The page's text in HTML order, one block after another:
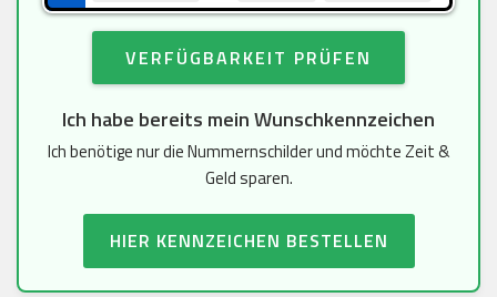
VERFÜGBARKEIT PRÜFEN
Ich habe bereits mein Wunschkennzeichen
Ich benötige nur die Nummernschilder und möchte Zeit &
Geld sparen.
HIER KENNZEICHEN BESTELLEN